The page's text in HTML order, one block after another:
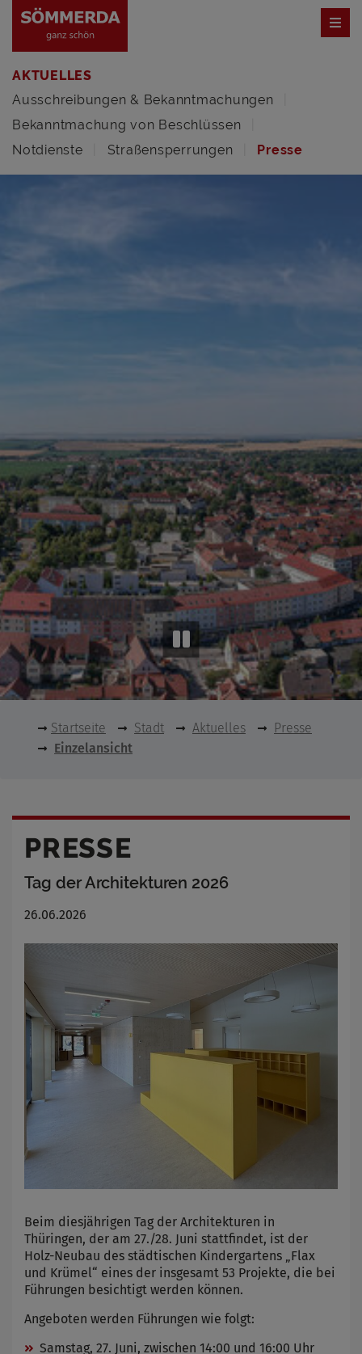
AKTUELLES
Ausschreibungen & Bekanntmachungen
Bekanntmachung von Beschlüssen
Notdienste
Straßensperrungen Presse
Startseite Stadt Aktuelles
Presse
Einzelansicht
PRESSE
Tag der Architekturen 2026
26.06.2026
Beim diesjährigen Tag der Architekturen in
Thüringen, der am 27./28. Juni stattfindet, ist der
Holz-Neubau des städtischen Kindergartens „Flax
und Krümel“ eines der insgesamt 53 Projekte, die bei
Führungen besichtigt werden können.
Angeboten werden Führungen wie folgt:
Samstag, 27. Juni, zwischen 14:00 und 16:00 Uhr